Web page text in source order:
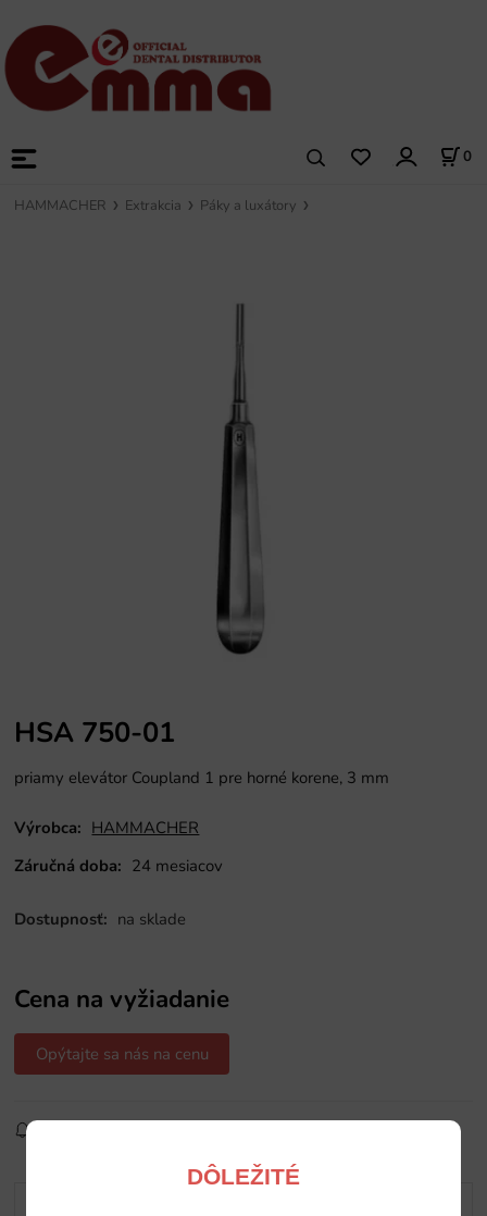
DÔLEŽITÉ
0
HAMMACHER Extrakcia Páky a luxátory
HSA 750-01
priamy elevátor Coupland 1 pre horné korene, 3 mm
Výrobca: HAMMACHER
Záručná doba: 24 mesiacov
Dostupnosť: na sklade
Cena na vyžiadanie
Opýtajte sa nás na cenu